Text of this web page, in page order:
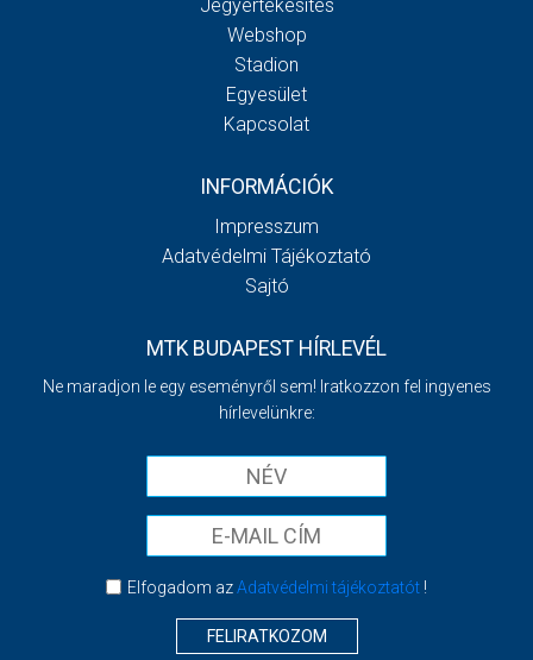
Jegyértékesítés
Webshop
Stadion
Egyesület
Kapcsolat
INFORMÁCIÓK
Impresszum
Adatvédelmi Tájékoztató
Sajtó
MTK BUDAPEST HÍRLEVÉL
Ne maradjon le egy eseményről sem! Iratkozzon fel ingyenes
hírlevelünkre:
Elfogadom azAdatvédelmi tájékoztatót!
FELIRATKOZOM